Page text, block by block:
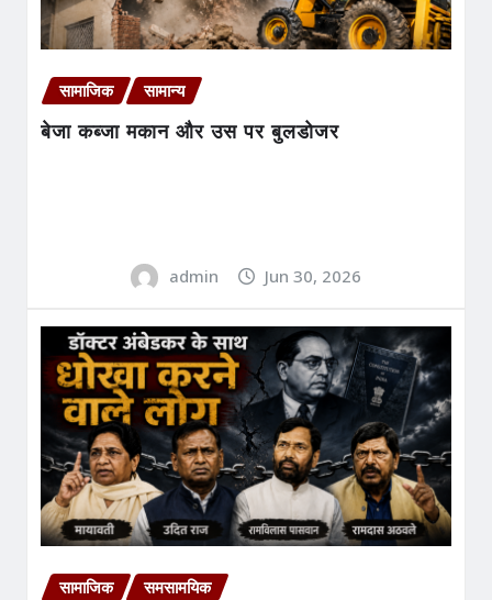
सामाजिक सामान्य
बेजा कब्जा मकान और उस पर बुलडोजर
admin Jun 30, 2026
सामाजिक समसामयिक